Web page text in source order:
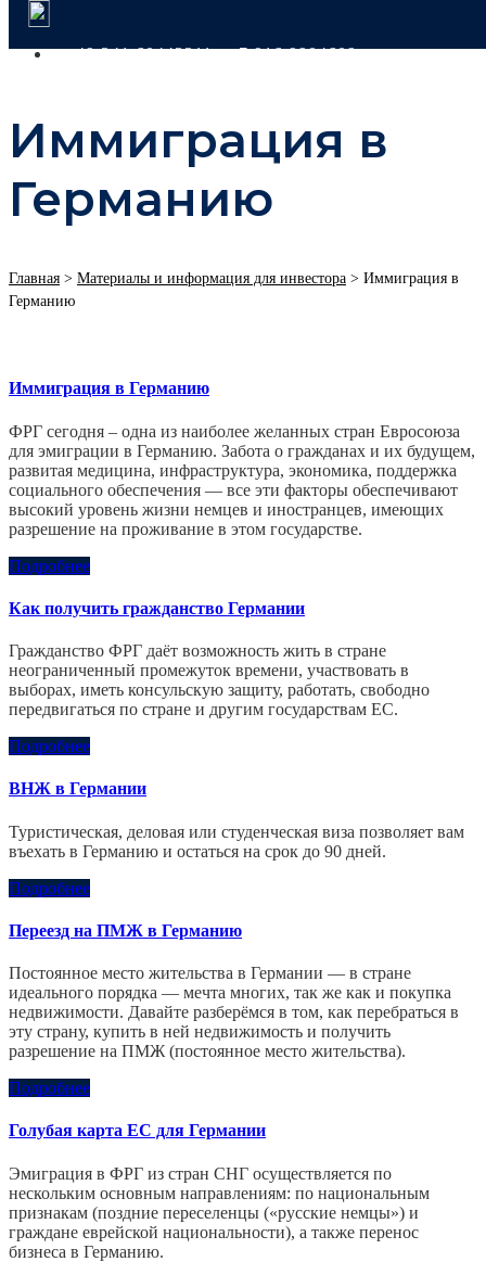
+49 341 60443311 +7 916 9904609
Иммиграция в
Германию
Главная > Материалы и информация для инвестора > Иммиграция в
Германию
Иммиграция в Германию
ФРГ сегодня – одна из наиболее желанных стран Евросоюза
для эмиграции в Германию. Забота о гражданах и их будущем,
развитая медицина, инфраструктура, экономика, поддержка
социального обеспечения — все эти факторы обеспечивают
высокий уровень жизни немцев и иностранцев, имеющих
разрешение на проживание в этом государстве.
Подробнее
Как получить гражданство Германии
Гражданство ФРГ даёт возможность жить в стране
неограниченный промежуток времени, участвовать в
выборах, иметь консульскую защиту, работать, свободно
передвигаться по стране и другим государствам ЕС.
Подробнее
ВНЖ в Германии
Туристическая, деловая или студенческая виза позволяет вам
въехать в Германию и остаться на срок до 90 дней.
Подробнее
Переезд на ПМЖ в Германию
Постоянное место жительства в Германии — в стране
идеального порядка — мечта многих, так же как и покупка
недвижимости. Давайте разберёмся в том, как перебраться в
эту страну, купить в ней недвижимость и получить
разрешение на ПМЖ (постоянное место жительства).
Подробнее
Голубая карта ЕС для Германии
Эмиграция в ФРГ из стран СНГ осуществляется по
нескольким основным направлениям: по национальным
признакам (поздние переселенцы («русские немцы») и
граждане еврейской национальности), а также перенос
бизнеса в Германию.